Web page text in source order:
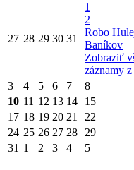
27 28 29 30 31
1
2
Robo
Baníkov
Zobraziť
záznamy z
3
4 5 6 7 8
10 11 12 13 14 15
17 18 19 20 21 22
24 25 26 27 28 29
31 1 2 3 4 5